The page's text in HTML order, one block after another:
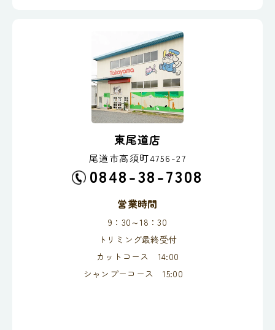
東尾道店
尾道市高須町4756-27
0848-38-7308
営業時間
9：30～18：30
トリミング最終受付
カットコース 14:00
シャンプーコース 15:00